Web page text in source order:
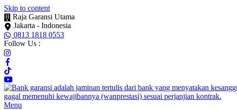
Skip to content
Raja Garansi Utama
Jakarta - Indonesia
0813 1818 0553
Follow Us :
Menu